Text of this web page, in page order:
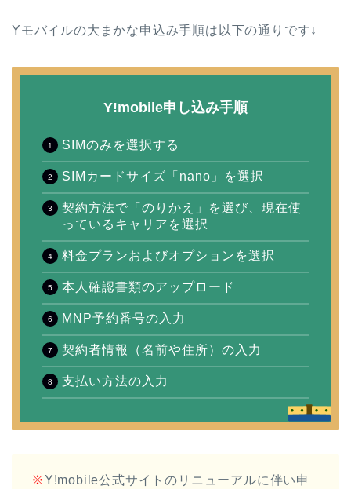
Yモバイルの大まかな申込み手順は以下の通りです↓
Y!mobile申し込み手順
SIMのみを選択する
SIMカードサイズ「nano」を選択
契約方法で「のりかえ」を選び、現在使
っているキャリアを選択
料金プランおよびオプションを選択
本人確認書類のアップロード
MNP予約番号の入力
契約者情報（名前や住所）の入力
支払い方法の入力
※Y!mobile公式サイトのリニューアルに伴い申